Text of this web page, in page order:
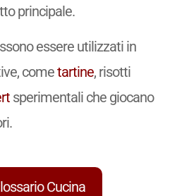
principale.
essere utilizzati in
cometartine, risotti
sperimentali che giocano
Cucina